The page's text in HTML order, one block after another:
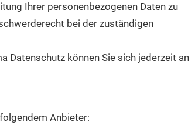
Ihrer personenbezogenen Daten zu
bei der zuständigen
Datenschutz können Sie sich jederzeit an
Anbieter: